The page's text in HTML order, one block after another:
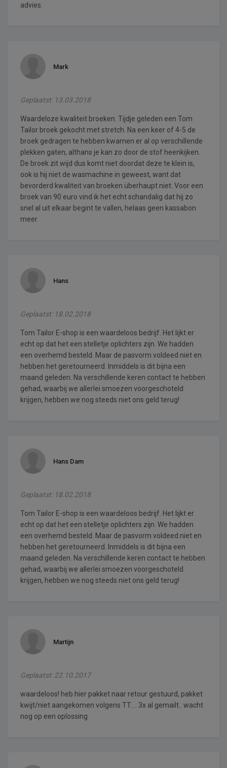
advies.
Mark
Geplaatst: 13.03.2018
Waardeloze kwaliteit broeken. Tijdje geleden een Tom
Tailor broek gekocht met stretch. Na een keer of 4-5 de
broek gedragen te hebben kwamen er al op verschillende
plekken gaten, althans je kan zo door de stof heenkijken.
De broek zit wijd dus komt niet doordat deze te klein is,
ook is hij niet de wasmachine in geweest, want dat
bevorderd kwaliteit van broeken überhaupt niet. Voor een
broek van 90 euro vind ik het echt schandalig dat hij zo
snel al uit elkaar begint te vallen, helaas geen kassabon
meer.
Hans
Geplaatst: 18.02.2018
Tom Tailor E-shop is een waardeloos bedrijf. Het lijkt er
echt op dat het een stelletje oplichters zijn. We hadden
een overhemd besteld. Maar de pasvorm voldeed niet en
hebben het geretourneerd. Inmiddels is dit bijna een
maand geleden. Na verschillende keren contact te hebben
gehad, waarbij we allerlei smoezen voorgeschoteld
krijgen, hebben we nog steeds niet ons geld terug!
Hans Dam
Geplaatst: 18.02.2018
Tom Tailor E-shop is een waardeloos bedrijf. Het lijkt er
echt op dat het een stelletje oplichters zijn. We hadden
een overhemd besteld. Maar de pasvorm voldeed niet en
hebben het geretourneerd. Inmiddels is dit bijna een
maand geleden. Na verschillende keren contact te hebben
gehad, waarbij we allerlei smoezen voorgeschoteld
krijgen, hebben we nog steeds niet ons geld terug!
Martijn
Geplaatst: 22.10.2017
waardeloos! heb hier pakket naar retour gestuurd, pakket
kwijt/niet aangekomen volgens TT.... 3x al gemailt.. wacht
nog op een oplossing